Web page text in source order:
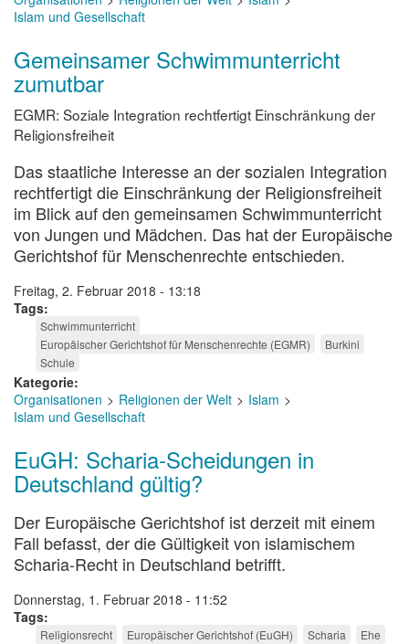
Islam und Gesellschaft
Gemeinsamer Schwimmunterricht
zumutbar
EGMR: Soziale Integration rechtfertigt Einschränkung der
Religionsfreiheit
Das staatliche Interesse an der sozialen Integration
rechtfertigt die Einschränkung der Religionsfreiheit
im Blick auf den gemeinsamen Schwimmunterricht
von Jungen und Mädchen. Das hat der Europäische
Gerichtshof für Menschenrechte entschieden.
Freitag, 2. Februar 2018 - 13:18
Tags
Schwimmunterricht
Europäischer Gerichtshof für Menschenrechte (EGMR)
Burkini
Schule
Kategorie
Organisationen
Religionen der Welt
Islam
Islam und Gesellschaft
EuGH: Scharia-Scheidungen in
Deutschland gültig?
Der Europäische Gerichtshof ist derzeit mit einem
Fall befasst, der die Gültigkeit von islamischem
Scharia-Recht in Deutschland betrifft.
Donnerstag, 1. Februar 2018 - 11:52
Tags
Religionsrecht Europäischer Gerichtshof (EuGH) Scharia
Ehe